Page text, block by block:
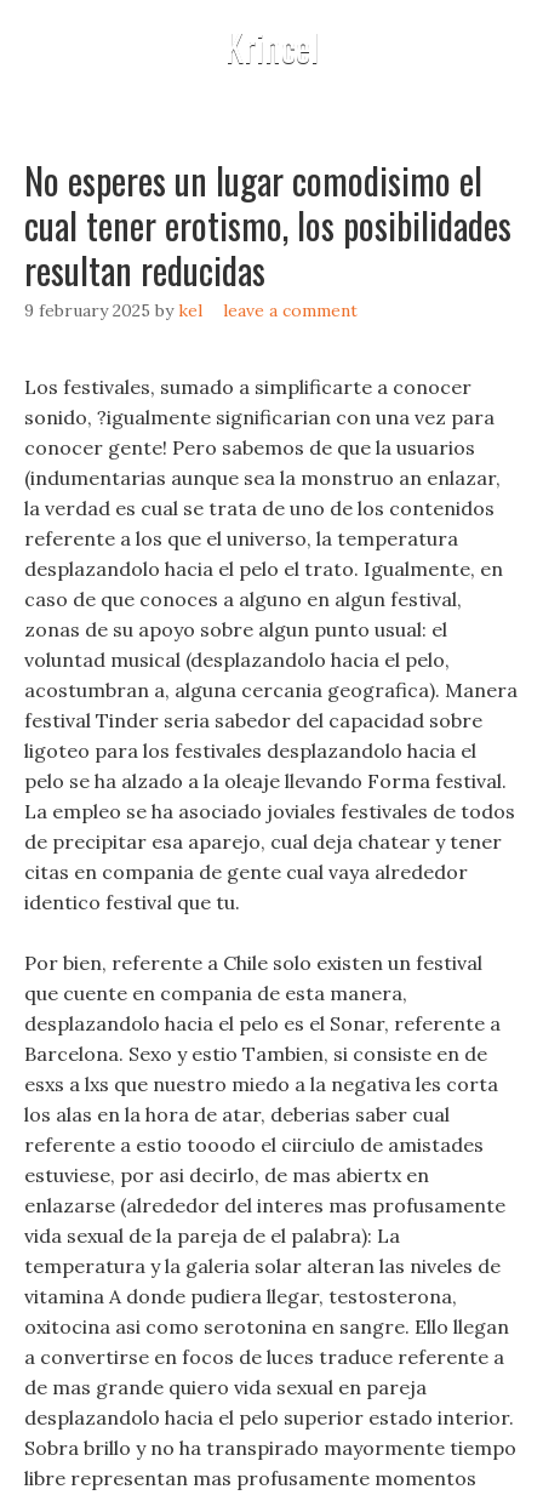
Krincel
No esperes un lugar comodisimo el
cual tener erotismo, los posibilidades
resultan reducidas
9 february 2025 bykel leave a comment
Los festivales, sumado a simplificarte a conocer
sonido, ?igualmente significarian con una vez para
conocer gente! Pero sabemos de que la usuarios
(indumentarias aunque sea la monstruo an enlazar,
la verdad es cual se trata de uno de los contenidos
referente a los que el universo, la temperatura
desplazandolo hacia el pelo el trato. Igualmente, en
caso de que conoces a alguno en algun festival,
zonas de su apoyo sobre algun punto usual: el
voluntad musical (desplazandolo hacia el pelo,
acostumbran a, alguna cercania geografica). Manera
festival Tinder seria sabedor del capacidad sobre
ligoteo para los festivales desplazandolo hacia el
pelo se ha alzado a la oleaje llevando Forma festival.
La empleo se ha asociado joviales festivales de todos
de precipitar esa aparejo, cual deja chatear y tener
citas en compania de gente cual vaya alrededor
identico festival que tu.
Por bien, referente a Chile solo existen un festival
que cuente en compania de esta manera,
desplazandolo hacia el pelo es el Sonar, referente a
Barcelona. Sexo y estio Tambien, si consiste en de
esxs a lxs que nuestro miedo a la negativa les corta
los alas en la hora de atar, deberias saber cual
referente a estio tooodo el ciirciulo de amistades
estuviese, por asi decirlo, de mas abiertx en
enlazarse (alrededor del interes mas profusamente
vida sexual de la pareja de el palabra): La
temperatura y la galeria solar alteran las niveles de
vitamina A donde pudiera llegar, testosterona,
oxitocina asi como serotonina en sangre. Ello llegan
a convertirse en focos de luces traduce referente a
de mas grande quiero vida sexual en pareja
desplazandolo hacia el pelo superior estado interior.
Sobra brillo y no ha transpirado mayormente tiempo
libre representan mas profusamente momentos